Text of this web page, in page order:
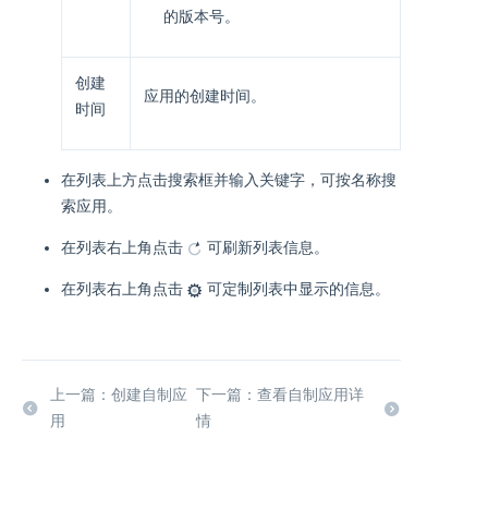
的版本号。
创建
时间
应用的创建时间。
在列表上方点击搜索框并输入关键字，可按名称搜
索应用。
在列表右上角点击 可刷新列表信息。
在列表右上角点击 可定制列表中显示的信息。
上一篇：创建自制应
用
下一篇：查看自制应用详
情